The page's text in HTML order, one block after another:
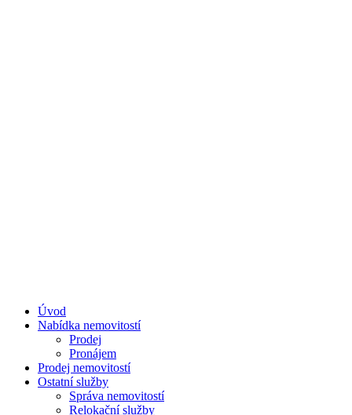
Úvod
Nabídka nemovitostí
Prodej
Pronájem
Prodej nemovitostí
Ostatní služby
Správa nemovitostí
Relokační služby